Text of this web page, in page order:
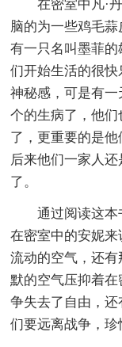
在密室中凡·
脑的为一些鸡毛
有一只名叫墨菲
们开始生活的很
神秘感，可是有
个的生病了，他
了，更重要的是他
后来他们一家人
了。
通过阅读这
在密室中的安妮
流动的空气，还
默的空气压抑着
争失去了自由，
们要远离战争，珍